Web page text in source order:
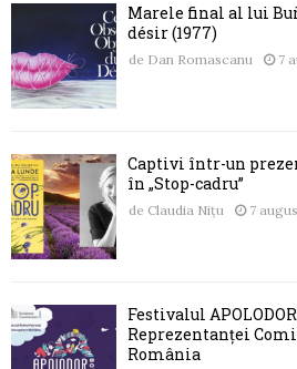
Marele final al lui
désir (1977)
de Dan Romascanu 7
Captivi într-un
în „Stop-cadru”
de Claudia Nițu 7
Festivalul
Reprezentanței
România